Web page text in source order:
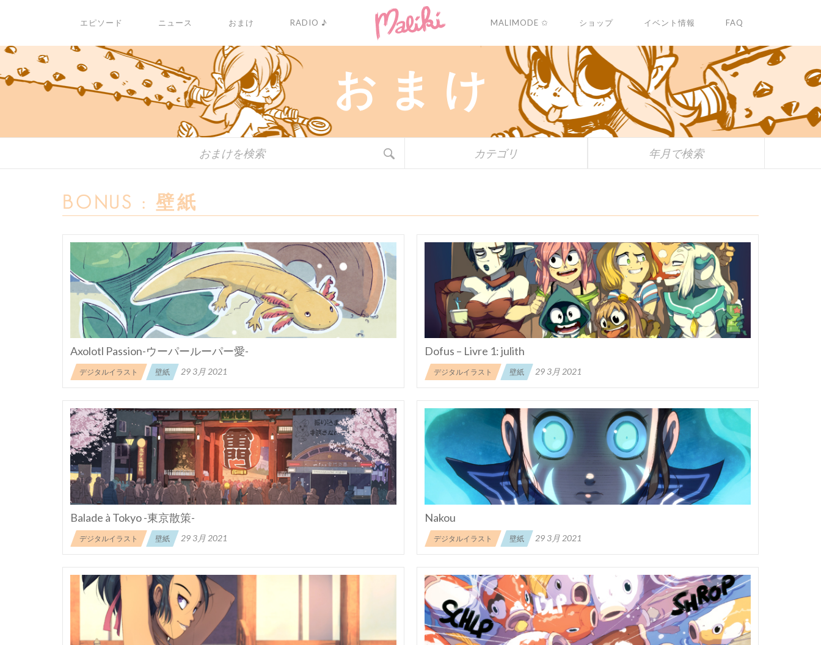
エピソード ニュース おまけ RADIO ♪ MALIMODE ✩ ショップ イベント情報 FAQ
お ま け
カテゴリ 年月で検索
BONUS : 壁紙
Axolotl Passion-ウーパールーパー愛-
デジタルイラスト 壁紙 29 3月 2021
Dofus – Livre 1: julith
デジタルイラスト 壁紙 29 3月 2021
Balade à Tokyo -東京散策-
デジタルイラスト 壁紙 29 3月 2021
Nakou
デジタルイラスト 壁紙 29 3月 2021